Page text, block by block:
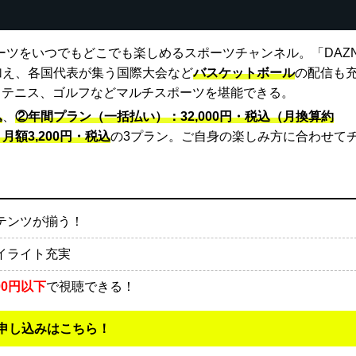
をいつでもどこでも楽しめるスポーツチャンネル。「
、各国代表が集う国際大会などバスケットボールの配信も
ニス、ゴルフなどマルチスポーツを堪能できる。
②年間プラン（一括払い）：32,000円・税込（月換算約
額3,200円・税込の3プラン。ご自身の楽しみ方に合わせて
ツが揃う！
ライト充実
円以下で視聴できる！
し込みはこちら！